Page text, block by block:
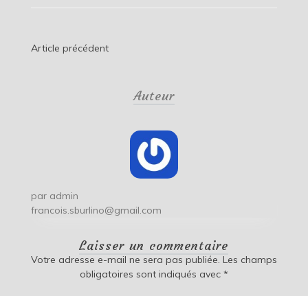
Navigation
Article précédent
Auteur
par admin
francois.sburlino@gmail.com
Laisser un commentaire
Votre adresse e-mail ne sera pas publiée. Les champs
obligatoires sont indiqués avec *